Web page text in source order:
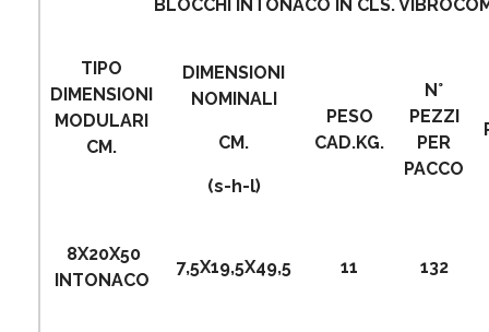
BLOCCHI INTONACO IN CLS.
TIPO
DIMENSIONI
MODULARI
CM.
DIMENSIONI
NOMINALI
CM.
(s-h-l)
PESO
CAD.KG.
N°
PEZZI
PER
PACCO
8X20X50
INTONACO
7,5X19,5X49,5 11 132